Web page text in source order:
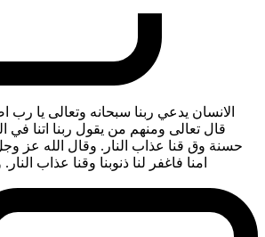
الانسان يدعي ربنا سبحانه وتعالى يا
قال تعالى ومنهم من يقول ربنا اتنا في
حسنة وق قنا عذاب النار. وقال الله عز وجل
امنا فاغفر لنا ذنوبنا وقنا عذاب